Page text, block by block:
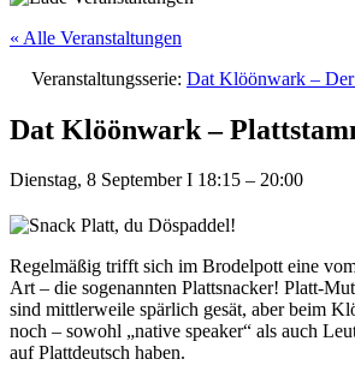
« Alle Veranstaltungen
Veranstaltungsserie: Dat Klöönwark – Der
Dat Klöönwark –
Dienstag, 8 SeptemberI 18:15 – 20:00
Regelmäßig trifft sich im Brodelpott eine
Art – die sogenannten Plattsnacker! Platt-
sind mittlerweile spärlich gesät, aber beim
noch – sowohl „native speaker“ als auch
auf Plattdeutsch haben.